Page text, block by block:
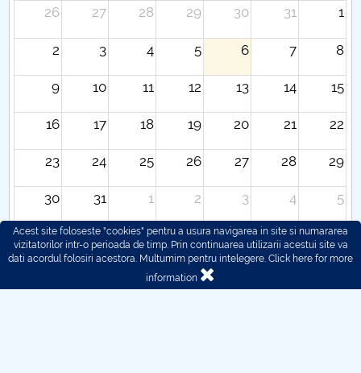
26
27 28 29 30 31 1
2 3 4 5 6 7 8
9 10 11 12 13 14 15
16 17 18 19 20 21 22
23 24 25 26 27 28 29
30 31 1 2 3 4 5
Acest site foloseste "cookies" pentru a usura navigarea in site si numararea
vizitatorilor intr-o perioada de timp. Prin continuarea utilizarii acestui site va
dati acordul folosiri acestora. Multumim pentru intelegere. Click here for more
information